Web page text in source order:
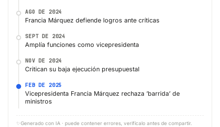
AGO DE 2024
Francia Márquez defiende logros ante críticas
SEPT DE 2024
Amplía funciones como vicepresidenta
NOV DE 2024
Critican su baja ejecución presupuestal
FEB DE 2025
Vicepresidenta Francia Márquez rechaza ’barrida’ de
ministros
✨ Generado con IA · puede contener errores, verifícalo antes de compartir.